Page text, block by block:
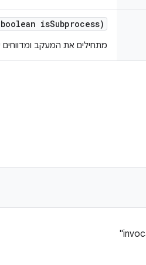
isSubprocess)
מתחילים את המעקב